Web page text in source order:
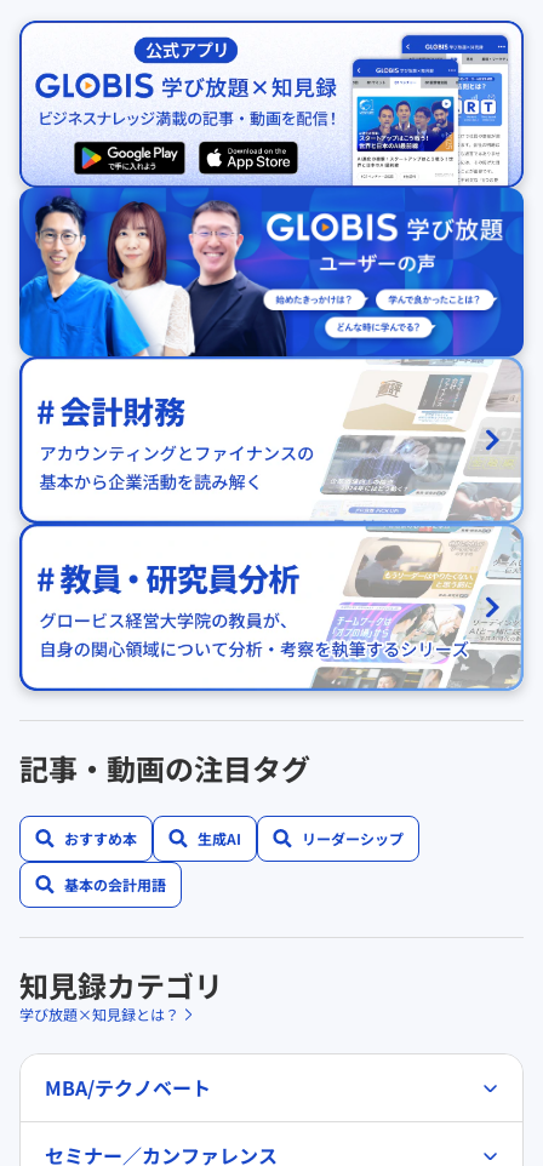
記事・動画の注目タグ
おすすめ本 生成AI リーダーシップ
基本の会計用語
知見録カテゴリ
学び放題×知見録とは？
MBA/テクノベート
セミナー／カンファレンス